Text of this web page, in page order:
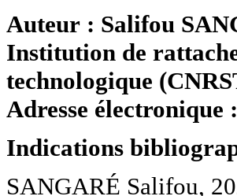
Auteur : Salifou
Institution de
technologique
Adresse
Indications
SANGARÉ Salifou,